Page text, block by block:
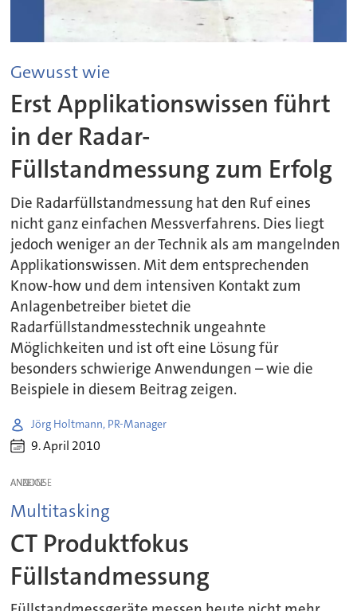
Gewusst wie
Erst Applikationswissen führt
in der Radar-
Füllstandmessung zum Erfolg
Die Radarfüllstandmessung hat den Ruf eines
nicht ganz einfachen Messverfahrens. Dies liegt
jedoch weniger an der Technik als am mangelnden
Applikationswissen. Mit dem entsprechenden
Know-how und dem intensiven Kontakt zum
Anlagenbetreiber bietet die
Radarfüllstandmesstechnik ungeahnte
Möglichkeiten und ist oft eine Lösung für
besonders schwierige Anwendungen – wie die
Beispiele in diesem Beitrag zeigen.
Jörg Holtmann, PR-Manager
9. April 2010
ANZEIGE
Multitasking
CT Produktfokus
Füllstandmessung